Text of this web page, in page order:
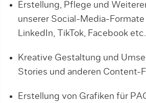
Erstellung, Pflege und
unserer Social-Media-Formate
LinkedIn, TikTok, Facebook
Kreative Gestaltung und
Stories und anderen Content-
Erstellung von Grafiken für